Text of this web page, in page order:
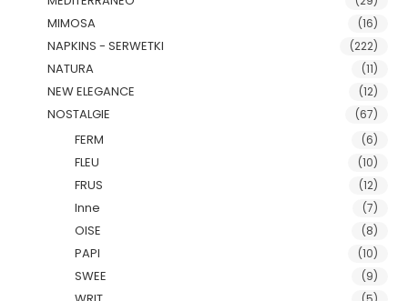
MIMOSA (16)
NAPKINS - SERWETKI (222)
NATURA (11)
NEW ELEGANCE (12)
NOSTALGIE (67)
FERM (6)
FLEU (10)
FRUS (12)
Inne (7)
OISE (8)
PAPI (10)
SWEE (9)